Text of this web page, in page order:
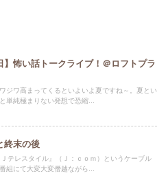
】怖い話トークライブ！＠ロフトプラ
ジワ高まってくるといよいよ夏ですね～。夏とい
単純極まりない発想で恐縮...
終末の後
テレスタイル』（Ｊ：ｃｏｍ）というケーブル
組にて大変大変僭越ながら...